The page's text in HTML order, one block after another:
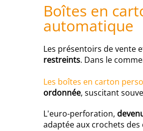
Boîtes en
automatique
Les présentoirs de vente
restreints. Dans le
Les boîtes en carton
ordonnée, suscitant
L'euro-perforation,
adaptée aux crochets